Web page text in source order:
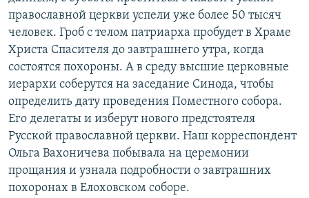
Все сайты РСЕ/РС
православной церкви успели уже более 50 тысяч
человек. Гроб с телом патриарха пробудет в Храме
Христа Спасителя до завтрашнего утра, когда
состоятся похороны. А в среду высшие церковные
иерархи соберутся на заседание Синода, чтобы
определить дату проведения Поместного собора.
Его делегаты и изберут нового предстоятеля
Русской православной церкви. Наш корреспондент
Ольга Вахоничева побывала на церемонии
прощания и узнала подробности о завтрашних
похоронах в Елоховском соборе.